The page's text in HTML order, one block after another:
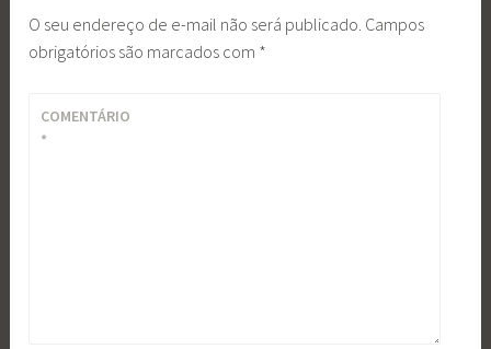
O seu endereço de e-mail não será publicado. Campos
obrigatórios são marcados com *
COMENTÁRIO
*